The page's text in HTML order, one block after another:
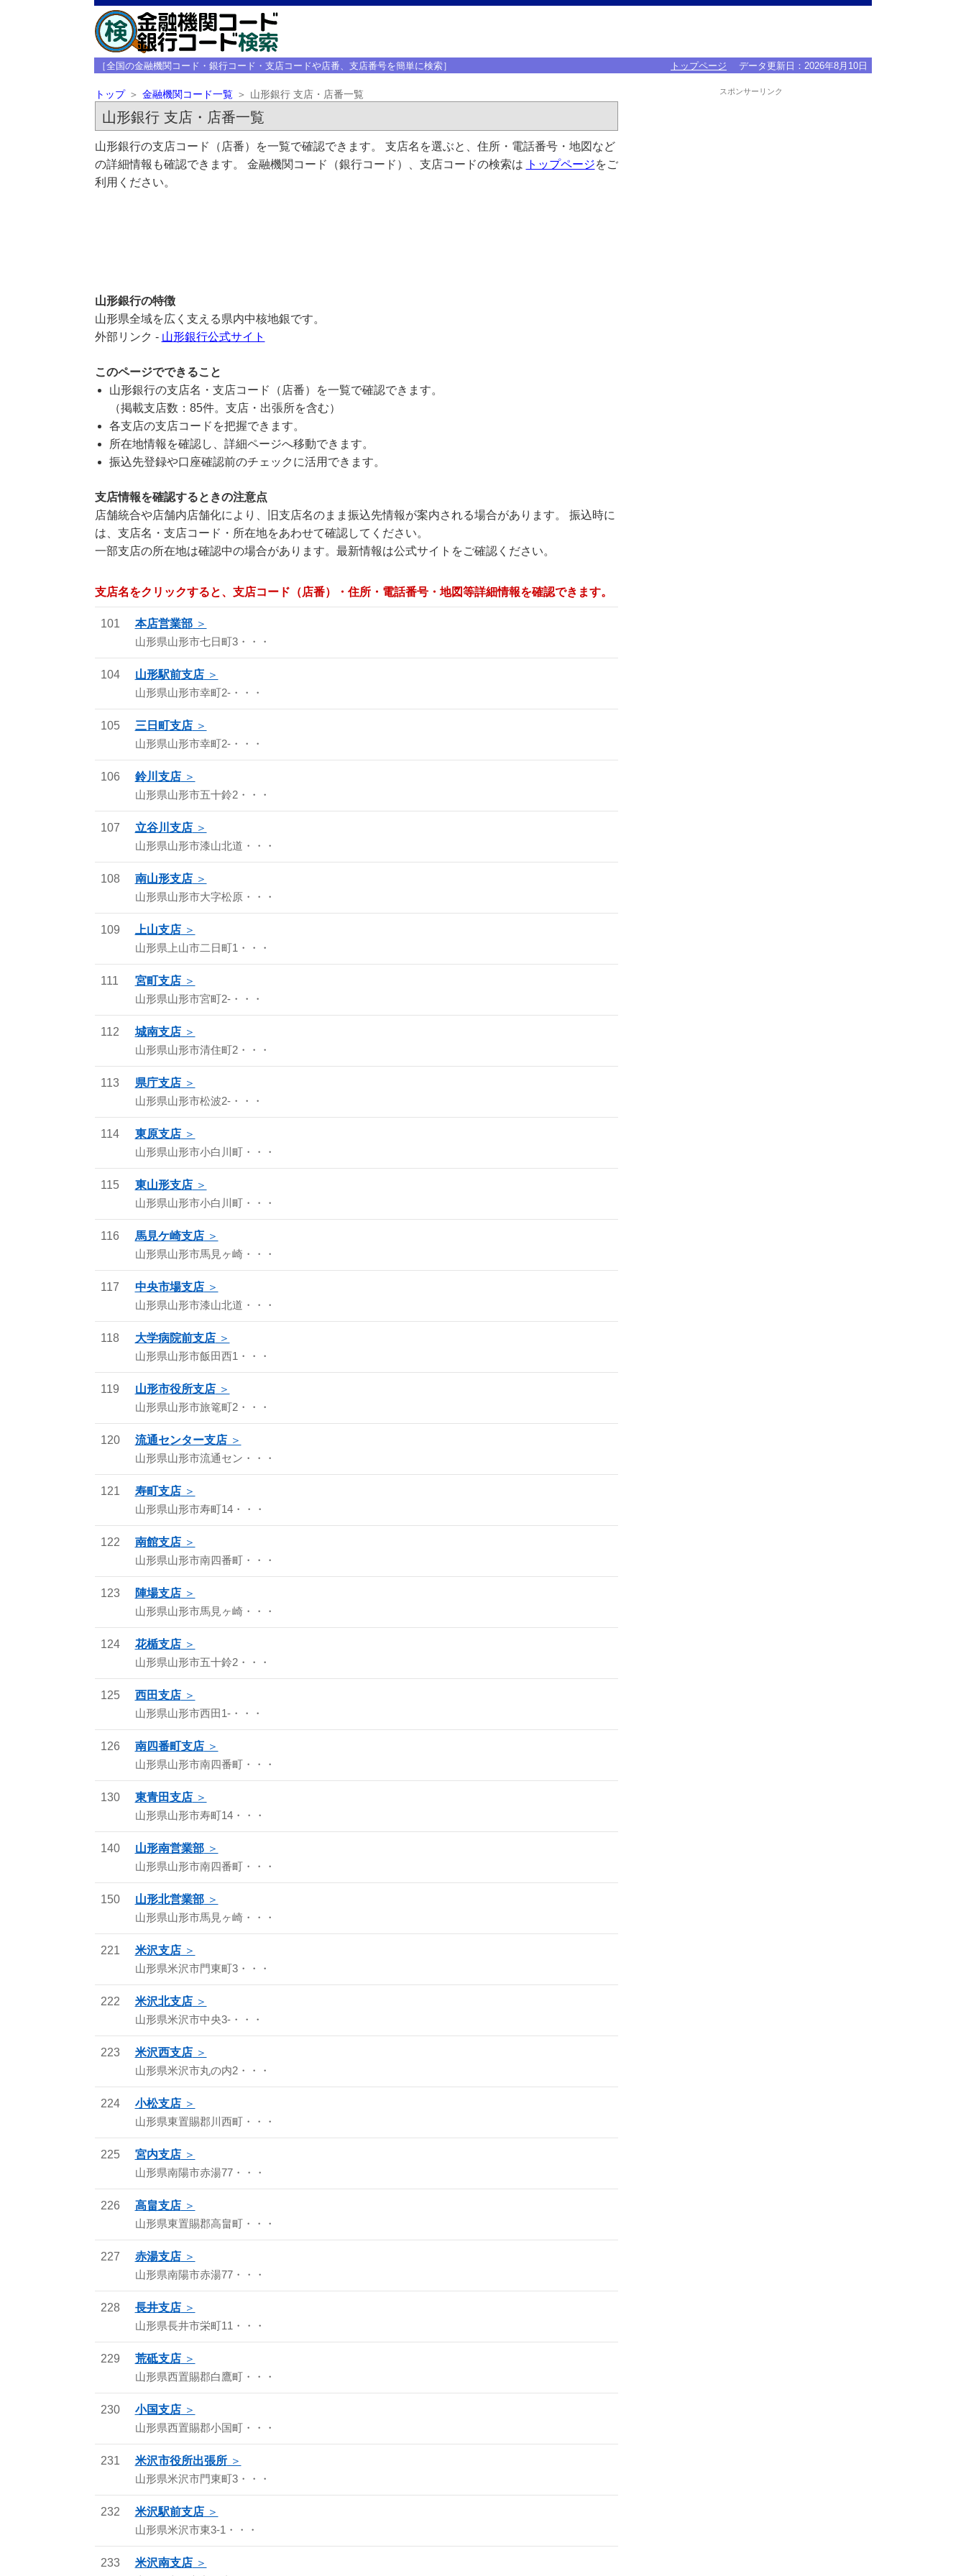
［全国の金融機関コード・銀行コード・支店コードや店番、支店番号を簡単に検索］ トップページ データ更新日： 2026年8月10日
トップ 金融機関コード一覧 山形銀行 支店・店番一覧
山形銀行 支店・店番一覧
山形銀行の支店コード（店番）を一覧で確認できます。 支店名を選ぶと、住所・電話番号・地図など
の詳細情報も確認できます。 金融機関コード（銀行コード）、支店コードの検索は
トップページをご
利用ください。
山形銀行の特徴
山形県全域を広く支える県内中核地銀です。
外部リンク - 山形銀行公式サイト
このページでできること
山形銀行の支店名・支店コード（店番）を一覧で確認できます。
（掲載支店数：85件。支店・出張所を含む）
各支店の支店コードを把握できます。
所在地情報を確認し、詳細ページへ移動できます。
振込先登録や口座確認前のチェックに活用できます。
支店情報を確認するときの注意点
店舗統合や店舗内店舗化により、旧支店名のまま振込先情報が案内される場合があります。 振込時に
は、支店名・支店コード・所在地をあわせて確認してください。
一部支店の所在地は確認中の場合があります。最新情報は公式サイトをご確認ください。
支店名をクリックすると、支店コード（店番）・住所・電話番号・地図等詳細情報を確認できます。
101 本店営業部
山形県山形市七日町3・・・
104 山形駅前支店
山形県山形市幸町2-・・・
105 三日町支店
山形県山形市幸町2-・・・
106 鈴川支店
山形県山形市五十鈴2・・・
107 立谷川支店
山形県山形市漆山北道・・・
108 南山形支店
山形県山形市大字松原・・・
109 上山支店
山形県上山市二日町1・・・
111 宮町支店
山形県山形市宮町2-・・・
112 城南支店
山形県山形市清住町2・・・
113 県庁支店
山形県山形市松波2-・・・
114 東原支店
山形県山形市小白川町・・・
115 東山形支店
山形県山形市小白川町・・・
116 馬見ケ崎支店
山形県山形市馬見ヶ崎・・・
117 中央市場支店
山形県山形市漆山北道・・・
118 大学病院前支店
山形県山形市飯田西1・・・
119 山形市役所支店
山形県山形市旅篭町2・・・
120 流通センター支店
山形県山形市流通セン・・・
121 寿町支店
山形県山形市寿町14・・・
122 南館支店
山形県山形市南四番町・・・
123 陣場支店
山形県山形市馬見ヶ崎・・・
124 花楯支店
山形県山形市五十鈴2・・・
125 西田支店
山形県山形市西田1-・・・
126 南四番町支店
山形県山形市南四番町・・・
130 東青田支店
山形県山形市寿町14・・・
140 山形南営業部
山形県山形市南四番町・・・
150 山形北営業部
山形県山形市馬見ヶ崎・・・
221 米沢支店
山形県米沢市門東町3・・・
222 米沢北支店
山形県米沢市中央3-・・・
223 米沢西支店
山形県米沢市丸の内2・・・
224 小松支店
山形県東置賜郡川西町・・・
225 宮内支店
山形県南陽市赤湯77・・・
226 高畠支店
山形県東置賜郡高畠町・・・
227 赤湯支店
山形県南陽市赤湯77・・・
228 長井支店
山形県長井市栄町11・・・
229 荒砥支店
山形県西置賜郡白鷹町・・・
230 小国支店
山形県西置賜郡小国町・・・
231 米沢市役所出張所
山形県米沢市門東町3・・・
232 米沢駅前支店
山形県米沢市東3-1・・・
233 米沢南支店
スポンサーリンク